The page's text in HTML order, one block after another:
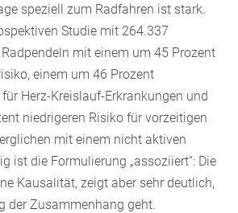
speziell zum Radfahren ist stark.
Studie mit 264.337
mit einem um 45 Prozent
einem um 46 Prozent
Herz-Kreislauf-Erkrankungen und
niedrigeren Risiko für vorzeitigen
mit einem nicht aktiven
ist die Formulierung „assoziiert“: Die
Kausalität, zeigt aber sehr deutlich,
der Zusammenhang geht.